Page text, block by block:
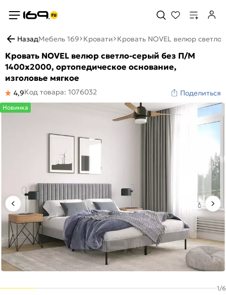
НазадМебель 169 Кровати Кровать NOVEL велюр
Кровать NOVEL велюр светло-серый без П/М
1400x2000, ортопедическое основание,
изголовье мягкое
4,9Код товара: 1076032 Поделиться
1/6
Новинка